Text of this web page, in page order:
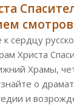
сердцу
Христа
Храмы,
о
и